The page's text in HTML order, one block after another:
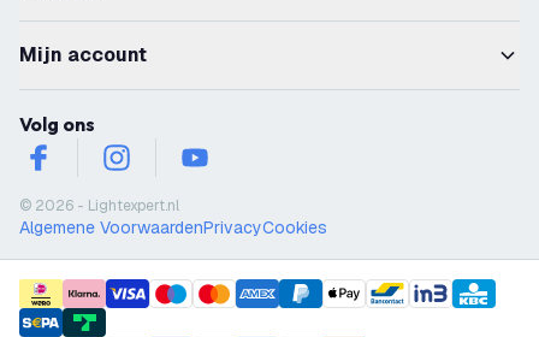
Mijn account
Volg ons
facebookinstagramyoutube
© 2026 - Lightexpert.nl
Algemene VoorwaardenPrivacyCookies
payment methods